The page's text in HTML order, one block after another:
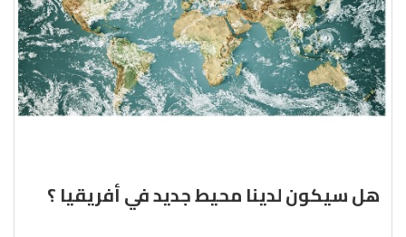
هل سيكون لدينا محيط جديد في أفريقيا ؟